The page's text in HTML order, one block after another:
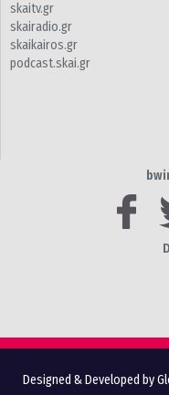
skaitv.gr
skairadio.gr
skaikairos.gr
podcast.skai.gr
Designed & Developed by